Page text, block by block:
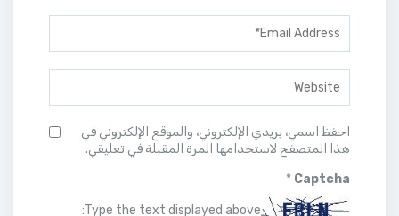
احفظ اسمي، بريدي الإلكتروني، والموقع الإلكتروني في
هذا المتصفح لاستخدامها المرة المقبلة في تعليقي.
Captcha
*
Type the text displayed above: